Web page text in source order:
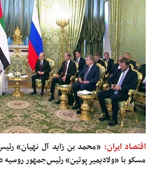
اقتصاد ایران: «محمد بن زاید آل نهیان»
مسکو با «ولادیمیر پوتین» رئیس‌جمهور روسیه